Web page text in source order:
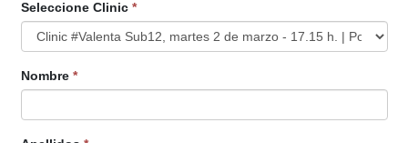
Seleccione Clinic *
Nombre *